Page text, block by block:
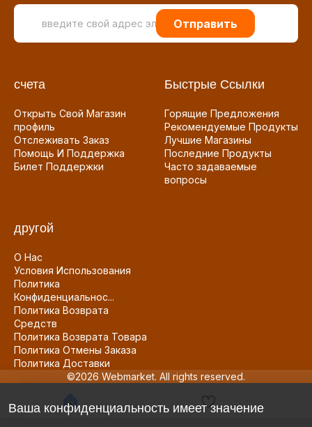
Отправить
счета
Открыть Свой Магазин
профиль
Отслеживать Заказ
Помощь И Поддержка
Билет Поддержки
Быстрые Ссылки
Горящие Предложения
Рекомендуемые Продукты
Лучшие Магазины
Последние Продукты
Часто задаваемые
вопросы
другой
О Нас
Условия Использования
Политика
Конфиденциальнос...
Политика Возврата
Средств
Политика Возврата Товара
Политика Отмены Заказа
Политика Доставки
©2026 Webmarket. All rights reserved.
Ваша конфиденциальность имеет значение